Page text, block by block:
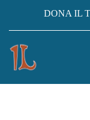
DONA IL